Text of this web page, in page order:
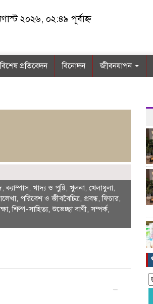
২০২৬, ০২:৪৯ পূর্বাহ্ন
বিশেষ প্রতিবেদন বিনোদন জীবনযাপন
,ক্যাম্পাস, খাদ্য ও পুষ্টি, খুলনা, খেলাধুলা,
, পরিবেশ ও জীববৈচিত্র, প্রবন্ধ,ফিচার,
,শিল্প-সাহিত্য, শুভেচ্ছা বাণী,সম্পর্ক,